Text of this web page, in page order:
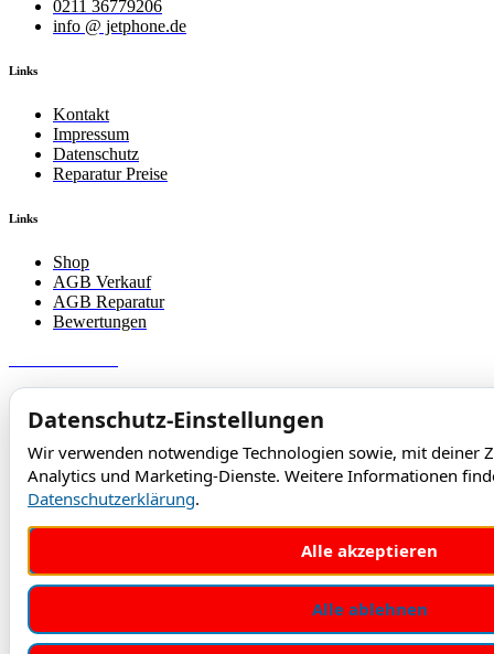
0211 36779206
info @ jetphone.de
Links
Kontakt
Impressum
Datenschutz
Reparatur Preise
Links
Shop
AGB Verkauf
AGB Reparatur
Bewertungen
Datenschutz-Einstellungen
Wir verwenden notwendige Technologien sowie, mit deiner
Analytics und Marketing-Dienste. Weitere Informationen
Datenschutzerklärung.
Alle akzeptieren
Alle ablehnen